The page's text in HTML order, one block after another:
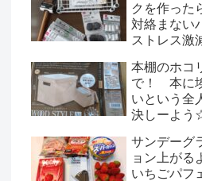
クを作った
対絡まない
ストレス激
本棚のホコ
で！ 本に
いという全
決しーよう
サンデーグ
ョン上がる
いちごパフ